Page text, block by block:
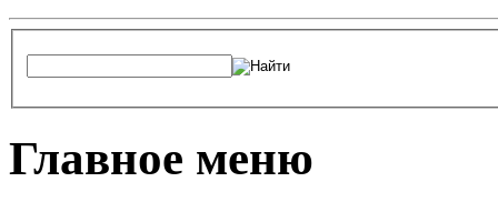
Главное меню